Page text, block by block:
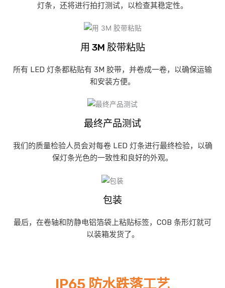
灯条，还将进行拍打测试，以检查其稳定性。
用 3M 胶带粘贴
所有 LED 灯条都粘贴有 3M 胶带，并卷成一卷，以确保运输
和安装方便。
最终产品测试
我们的质量检验人员会对每卷 LED 灯条进行最终检验，以确
保灯条光色的一致性和良好的外观。
包装
最后，在卷轴和防静电铝箔袋上粘贴标签，COB 条形灯就可
以装箱发货了。
IP65 防水跌落工艺